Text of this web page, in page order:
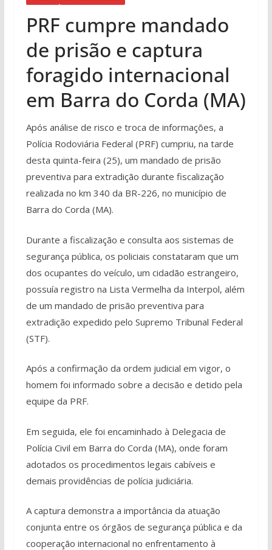
PRF cumpre mandado
de prisão e captura
foragido internacional
em Barra do Corda (MA)
Após análise de risco e troca de informações, a
Polícia Rodoviária Federal (PRF) cumpriu, na tarde
desta quinta-feira (25), um mandado de prisão
preventiva para extradição durante fiscalização
realizada no km 340 da BR-226, no município de
Barra do Corda (MA).
Durante a fiscalização e consulta aos sistemas de
segurança pública, os policiais constataram que um
dos ocupantes do veículo, um cidadão estrangeiro,
possuía registro na Lista Vermelha da Interpol, além
de um mandado de prisão preventiva para
extradição expedido pelo Supremo Tribunal Federal
(STF).
Após a confirmação da ordem judicial em vigor, o
homem foi informado sobre a decisão e detido pela
equipe da PRF.
Em seguida, ele foi encaminhado à Delegacia de
Polícia Civil em Barra do Corda (MA), onde foram
adotados os procedimentos legais cabíveis e
demais providências de polícia judiciária.
A captura demonstra a importância da atuação
conjunta entre os órgãos de segurança pública e da
cooperação internacional no enfrentamento à